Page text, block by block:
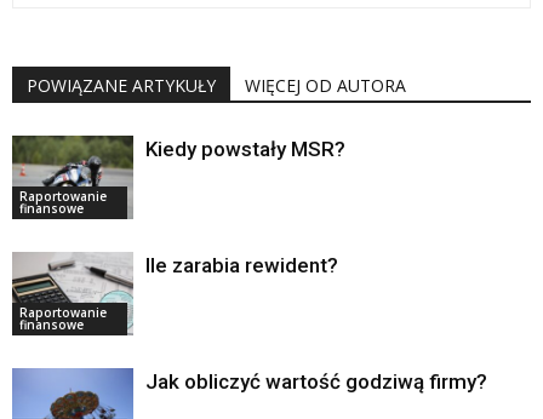
POWIĄZANE ARTYKUŁY WIĘCEJ OD AUTORA
Raportowanie
finansowe
Kiedy powstały MSR?
Raportowanie
finansowe
Ile zarabia rewident?
Jak obliczyć wartość godziwą firmy?